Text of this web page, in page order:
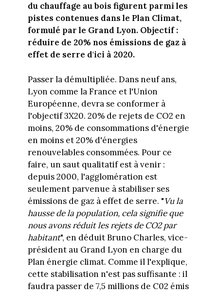
du chauffage au bois figurent parmi les
pistes contenues dans le Plan Climat,
formulé par le Grand Lyon. Objectif :
réduire de 20% nos émissions de gaz à
effet de serre d'ici à 2020.
Passer la démultipliée. Dans neuf ans,
Lyon comme la France et l'Union
Européenne, devra se conformer à
l'objectif 3X20. 20% de rejets de CO2 en
moins, 20% de consommations d'énergie
en moins et 20% d'énergies
renouvelables consommées. Pour ce
faire, un saut qualitatif est à venir :
depuis 2000, l'agglomération est
seulement parvenue à stabiliser ses
émissions de gaz à effet de serre. "Vu la
hausse de la population, cela signifie que
nous avons réduit les rejets de CO2 par
habitant", en déduit Bruno Charles, vice-
président au Grand Lyon en charge du
Plan énergie climat. Comme il l'explique,
cette stabilisation n'est pas suffisante : il
faudra passer de 7,5 millions de C02 émis